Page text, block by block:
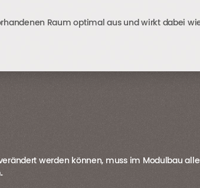
Raum optimal aus und wirkt dabei
werden können, muss im Modulbau